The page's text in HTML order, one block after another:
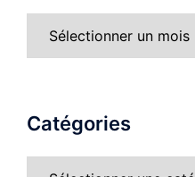
Catégories